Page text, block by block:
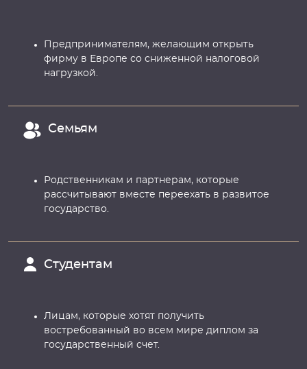
Предпринимателям, желающим открыть
фирму в Европе со сниженной налоговой
нагрузкой.
Семьям
Родственникам и партнерам, которые
рассчитывают вместе переехать в развитое
государство.
Студентам
Лицам, которые хотят получить
востребованный во всем мире диплом за
государственный счет.